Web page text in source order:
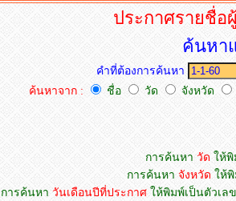
ประกาศรายชื่อ
ค้นหา
คำที่ต้องการค้นหา
ค้นหาจาก :
ชื่อ วัด จังหวัด
การค้นหา วัด ให้พิ
การค้นหา จังหวัด ให้
การค้นหา วันเดือนปีที่ประกาศให้พิมพ์เป็นตัวเล